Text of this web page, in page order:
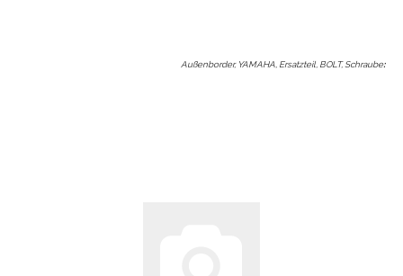
Außenborder, YAMAHA, Ersatzteil, BOLT, Schraube: